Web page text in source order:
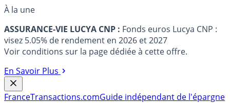
À la une
ASSURANCE-VIE LUCYA CNP : Fonds euros Lucya CNP :
visez 5.05% de rendement en 2026 et 2027
Voir conditions sur la page dédiée à cette offre.
En Savoir Plus
FranceTransactions.comGuide indépendant de l'épargne